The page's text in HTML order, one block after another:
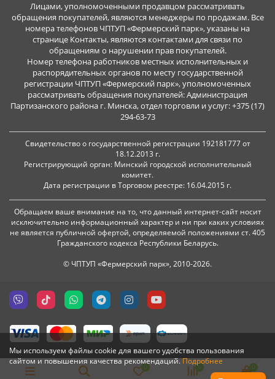
Мы используем файлы cookie для вашего удобства пользования
сайтом и повышения качества рекомендаций.Подробнее
Лицами, уполномоченными продавцом рассматривать
обращения покупателей, являются менеджеры по продажам. Все
номера телефонов ЧПТУП «Фермерский парк», указаны на
странице Контакты, являются контактами для связи по
обращениям о нарушении прав покупателей.
Номер телефона работников местных исполнительных и
распорядительных органов по месту государственной
регистрации ЧПТУП «Фермерский парк», уполномоченных
рассматривать обращения покупателей: Администрация
Партизанского района г. Минска, отдел торговли и услуг: +375 (17)
294-63-73
Свидетельство о государственной регистрации 192181777 от
18.12.2013 г.
Регистрирующий орган: Минский городской исполнительный
комитет.
Дата регистрации в Торговом реестре: 16.04.2015 г.
Обращаем ваше внимание на то, что данный интернет-сайт носит
исключительно информационный характер и ни при каких условиях
не является публичной офертой, определяемой положениями ст. 405
Гражданского кодекса Республики Беларусь.
© ЧПТУП «Фермерский парк», 2010-2026.
0 0 0